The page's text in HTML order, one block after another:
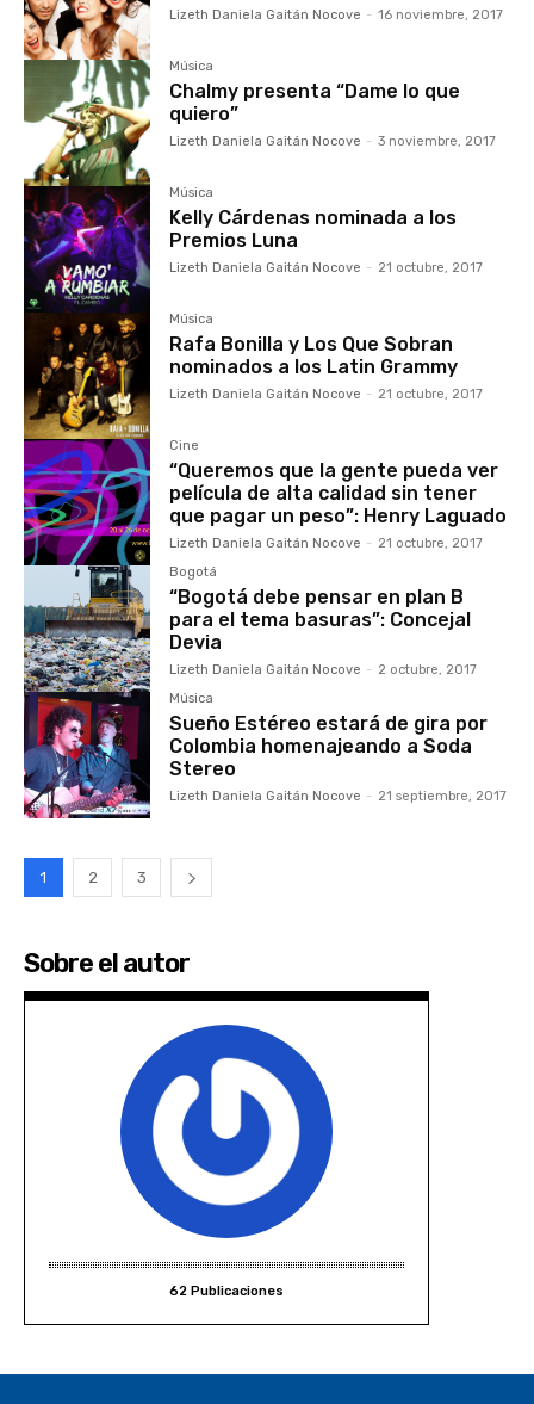
Lizeth Daniela Gaitán Nocove - 16 noviembre, 2017
Música
Chalmy presenta “Dame lo que
quiero”
Lizeth Daniela Gaitán Nocove - 3 noviembre, 2017
Música
Kelly Cárdenas nominada a los
Premios Luna
Lizeth Daniela Gaitán Nocove - 21 octubre, 2017
Música
Rafa Bonilla y Los Que Sobran
nominados a los Latin Grammy
Lizeth Daniela Gaitán Nocove - 21 octubre, 2017
Cine
“Queremos que la gente pueda ver
película de alta calidad sin tener
que pagar un peso”: Henry Laguado
Lizeth Daniela Gaitán Nocove - 21 octubre, 2017
Bogotá
“Bogotá debe pensar en plan B
para el tema basuras”: Concejal
Devia
Lizeth Daniela Gaitán Nocove - 2 octubre, 2017
Música
Sueño Estéreo estará de gira por
Colombia homenajeando a Soda
Stereo
Lizeth Daniela Gaitán Nocove - 21 septiembre, 2017
1 2 3
Sobre el autor
62 Publicaciones